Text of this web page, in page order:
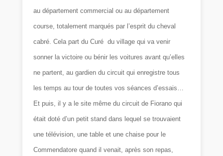
au département commercial ou au département
course, totalement marqués par l’esprit du cheval
cabré. Cela part du Curé du village qui va venir
sonner la victoire ou bénir les voitures avant qu’elles
ne partent, au gardien du circuit qui enregistre tous
les temps au tour de toutes vos séances d’essais…
Et puis, il y a le site même du circuit de Fiorano qui
était doté d’un petit stand dans lequel se trouvaient
une télévision, une table et une chaise pour le
Commendatore quand il venait, après son repas,